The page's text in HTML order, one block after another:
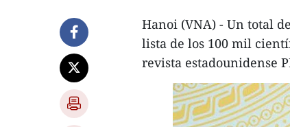
Hanoi (VNA) - Un total
lista de los 100 mil
revista estadounidense